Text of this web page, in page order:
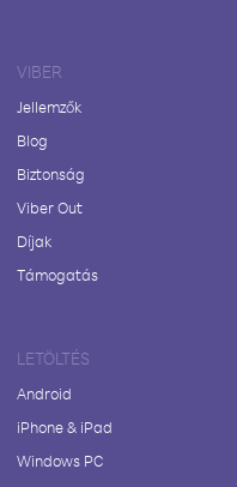
VIBER
Jellemzők
Blog
Biztonság
Viber Out
Díjak
Támogatás
LETÖLTÉS
Android
iPhone & iPad
Windows PC